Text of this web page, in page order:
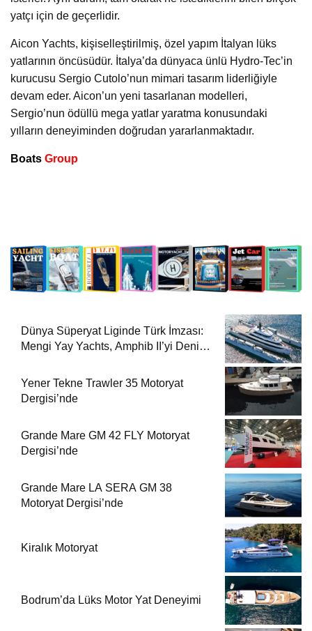
yatçı için de geçerlidir.
Aicon Yachts, kişiselleştirilmiş, özel yapım İtalyan lüks
yatlarının öncüsüdür. İtalya’da dünyaca ünlü Hydro-Tec’in
kurucusu Sergio Cutolo’nun mimari tasarım liderliğiyle
devam eder. Aicon’un yeni tasarlanan modelleri,
Sergio’nun ödüllü mega yatlar yaratma konusundaki
yılların deneyiminden doğrudan yararlanmaktadır.
Boats Group
Dünya Süperyat Liginde Türk İmzası:
Mengi Yay Yachts, Amphib II’yi Denize
Yener Tekne Trawler 35 Motoryat
Dergisi’nde
Grande Mare GM 42 FLY Motoryat
Dergisi’nde
Grande Mare LA SERA GM 38
Motoryat Dergisi’nde
Kiralık Motoryat
Bodrum’da Lüks Motor Yat Deneyimi